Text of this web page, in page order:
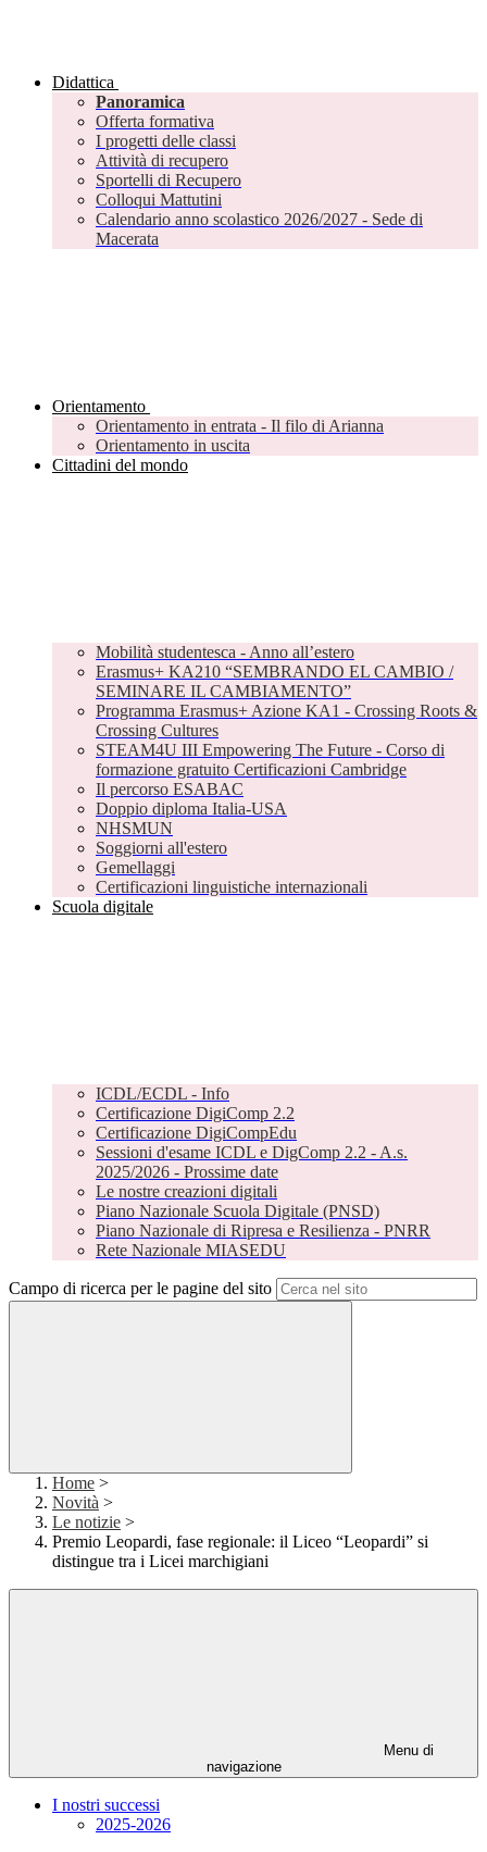
Didattica
Panoramica
Offerta formativa
I progetti delle classi
Attività di recupero
Sportelli di Recupero
Colloqui Mattutini
Calendario anno scolastico 2026/2027 - Sede di
Macerata
Orientamento
Orientamento in entrata - Il filo di Arianna
Orientamento in uscita
Cittadini del mondo
Mobilità studentesca - Anno all’estero
Erasmus+ KA210 “SEMBRANDO EL CAMBIO /
SEMINARE IL CAMBIAMENTO”
Programma Erasmus+ Azione KA1 - Crossing Roots &
Crossing Cultures
STEAM4U III Empowering The Future - Corso di
formazione gratuito Certificazioni Cambridge
Il percorso ESABAC
Doppio diploma Italia-USA
NHSMUN
Soggiorni all'estero
Gemellaggi
Certificazioni linguistiche internazionali
Scuola digitale
ICDL/ECDL - Info
Certificazione DigiComp 2.2
Certificazione DigiCompEdu
Sessioni d'esame ICDL e DigComp 2.2 - A.s.
2025/2026 - Prossime date
Le nostre creazioni digitali
Piano Nazionale Scuola Digitale (PNSD)
Piano Nazionale di Ripresa e Resilienza - PNRR
Rete Nazionale MIASEDU
Campo di ricerca per le pagine del sito
Home >
Novità >
Le notizie >
Premio Leopardi, fase regionale: il Liceo “Leopardi” si
distingue tra i Licei marchigiani
Menu di
navigazione
I nostri successi
2025-2026